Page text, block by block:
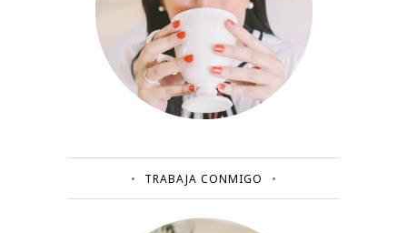
TRABAJA CONMIGO